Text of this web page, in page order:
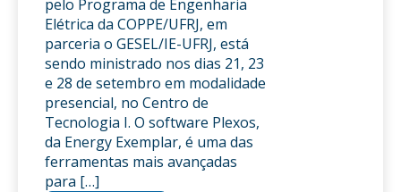
pelo Programa de Engenharia
Elétrica da COPPE/UFRJ, em
parceria o GESEL/IE-UFRJ, está
sendo ministrado nos dias 21, 23
e 28 de setembro em modalidade
presencial, no Centro de
Tecnologia I. O software Plexos,
da Energy Exemplar, é uma das
ferramentas mais avançadas
para […]